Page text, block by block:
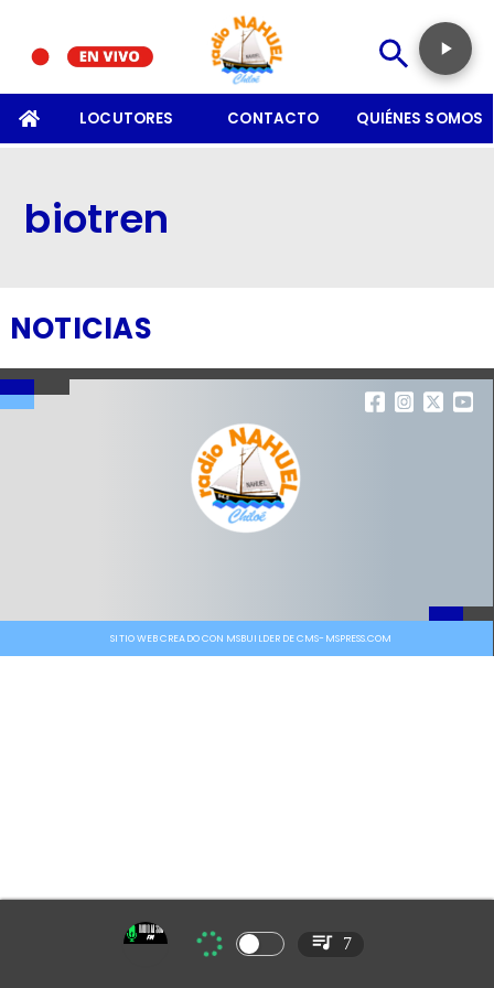
LOCUTORES CONTACTO QUIÉNES SOMOS
biotren
NOTICIAS
SITIO WEB CREADO CON MSBUILDER DE CMS-MSPRESS.COM
7